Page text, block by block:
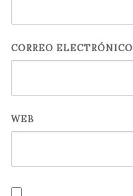
CORREO ELECTRÓNICO
WEB